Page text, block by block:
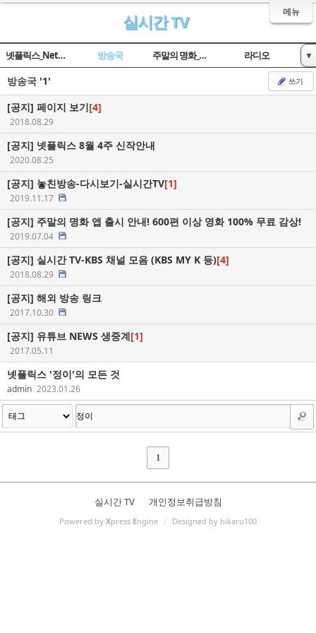
메뉴
실시간 TV
넷플릭스_Netflix 방송국 주말의 명화_옛날TV 라디오 ▼
방송국 '1' 쓰기
[공지] 페이지 보기[4]
2018.08.29
[공지] 넷플릭스 8월 4주 신작안내
2020.08.25
[공지] 놓친방송-다시보기-실시간TV[1]
2019.11.17
[공지] 주말의 명화 앱 출시 안내! 600편 이상 영화 100% 무료 감상!
2019.07.04
[공지] 실시간 TV-KBS 채널 모음 (KBS MY K 등)[4]
2018.08.29
[공지] 해외 방송 링크
2017.10.30
[공지] 유튜브 NEWS 생중계[1]
2017.05.11
넷플릭스 '정이'의 모든 것
admin 2023.01.26
1
실시간 TV 개인정보취급방침
Powered by Xpress Engine / Designed by hikaru100